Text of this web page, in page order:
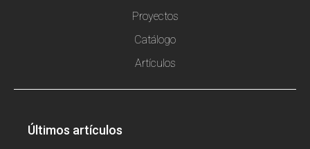
Proyectos
Catálogo
Artículos
Últimos artículos